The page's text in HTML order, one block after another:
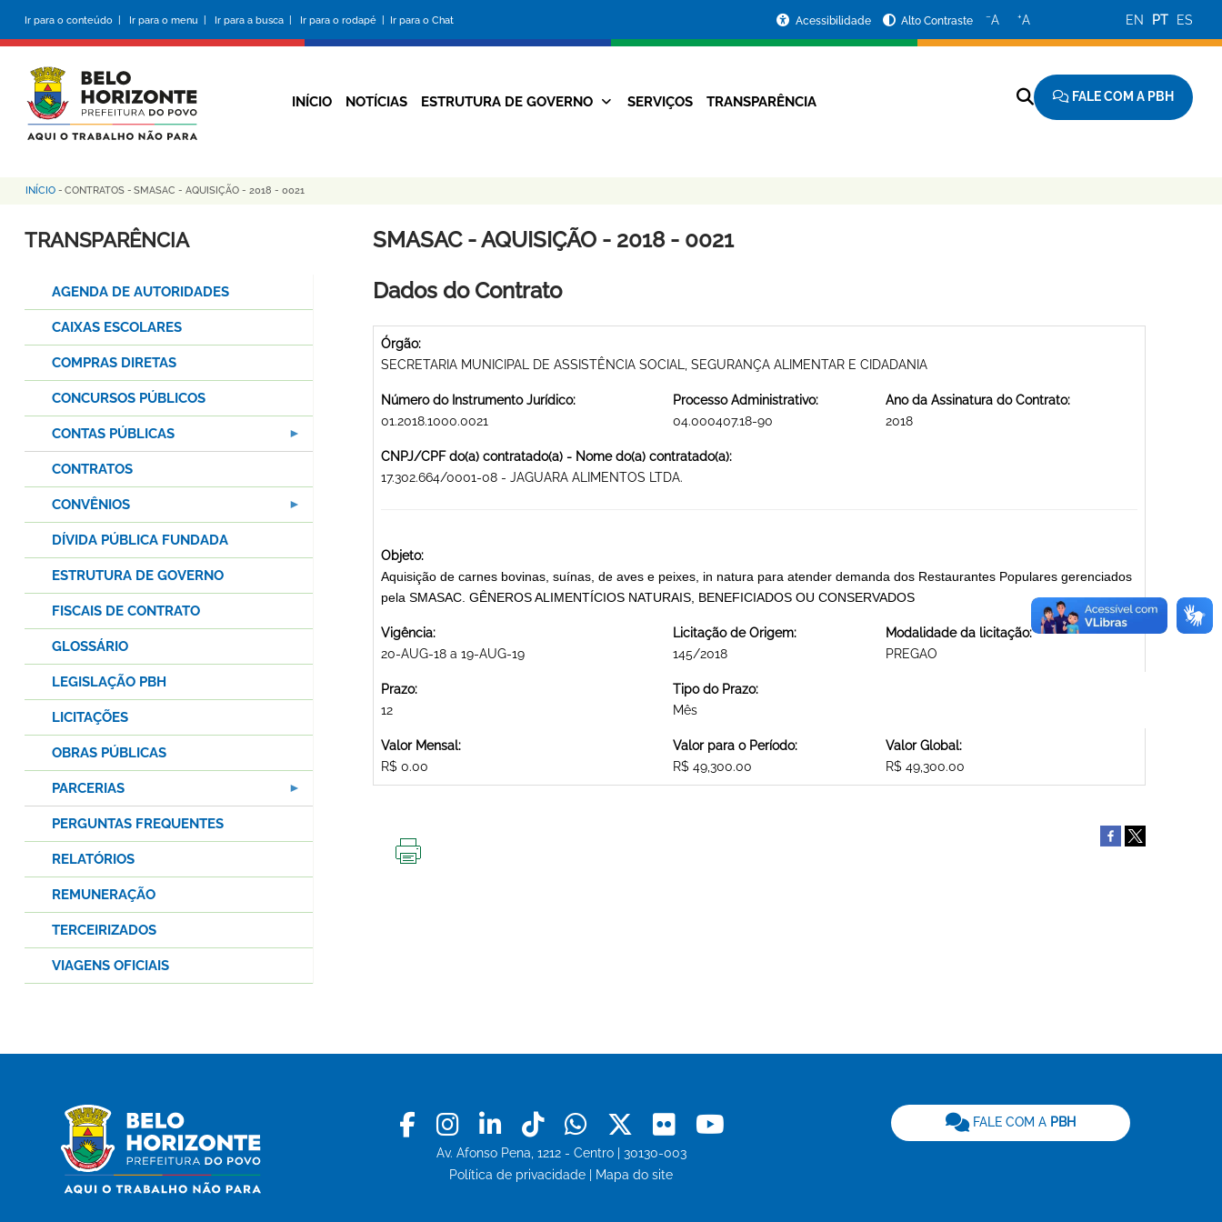
conteúdo
principal
Ir para o conteúdo | Ir para o menu | Ir para a busca | Ir para o rodapé | Ir para o Chat
da
Prefeitura
Acessibilidade Alto Contraste −A +A EN PT ES
Navegação
INÍCIO NOTÍCIAS ESTRUTURA DE GOVERNO SERVIÇOS TRANSPARÊNCIA FALE COM A PBH
Trilha
de
INÍCIO - CONTRATOS - SMASAC - AQUISIÇÃO - 2018 - 0021
SMASAC - AQUISIÇÃO - 2018 - 0021
Dados do Contrato
Órgão:
SECRETARIA MUNICIPAL DE ASSISTÊNCIA SOCIAL, SEGURANÇA ALIMENTAR E CIDADANIA
Número do Instrumento Jurídico:
01.2018.1000.0021
Processo Administrativo:
04.000407.18-90
Ano da Assinatura do Contrato:
2018
CNPJ/CPF do(a) contratado(a) - Nome do(a) contratado(a):
17.302.664/0001-08 - JAGUARA ALIMENTOS LTDA.
Objeto:
Aquisição de carnes bovinas, suínas, de aves e peixes, in natura para atender demanda dos Restaurantes Populares gerenciados
pela SMASAC. GÊNEROS ALIMENTÍCIOS NATURAIS, BENEFICIADOS OU CONSERVADOS
Vigência:
20-AUG-18 a 19-AUG-19
Licitação de Origem:
145/2018
Modalidade da licitação:
PREGAO
Prazo:
12
Tipo do Prazo:
Mês
Valor Mensal:
R$ 0.00
Valor para o Período:
R$ 49,300.00
Valor Global:
R$ 49,300.00
TRANSPARÊNCIA
AGENDA DE AUTORIDADES
CAIXAS ESCOLARES
COMPRAS DIRETAS
CONCURSOS PÚBLICOS
CONTAS PÚBLICAS
CONTRATOS
CONVÊNIOS
DÍVIDA PÚBLICA FUNDADA
ESTRUTURA DE GOVERNO
FISCAIS DE CONTRATO
GLOSSÁRIO
LEGISLAÇÃO PBH
LICITAÇÕES
OBRAS PÚBLICAS
PARCERIAS
PERGUNTAS FREQUENTES
RELATÓRIOS
REMUNERAÇÃO
TERCEIRIZADOS
VIAGENS OFICIAIS
Facebook
Instagram
LinkedinTiktokWhatsapp
X Flickr
Av. Afonso Pena, 1212 - Centro | 30130-003
Política de privacidade
Mapa do site
FALE COM A PBH